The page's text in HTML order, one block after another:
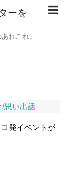
ーを
れこれ。
/思い出話
発イベントが